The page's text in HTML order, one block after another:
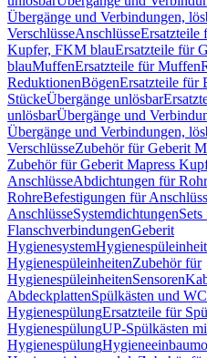
Übergänge und Verbindungen,
VerschlüsseAnschlüsseErsatzteile
Kupfer, FKM blauErsatzteile für
blauMuffenErsatzteile für Muffen
ReduktionenBögenErsatzteile für
StückeÜbergänge unlösbar
unlösbarÜbergänge und
Übergänge und Verbindungen,
VerschlüsseZubehör für Geberit
Zubehör für Geberit Mapress
AnschlüsseAbdichtungen für
RohreBefestigungen für
AnschlüsseSystemdichtungen
FlanschverbindungenGeberit
Hygienesystem
HygienespüleinheitenZubehör für
HygienespüleinheitenSensoren
AbdeckplattenSpülkästen und
HygienespülungErsatzteile für
HygienespülungUP-Spülkästen
Hygienespülung